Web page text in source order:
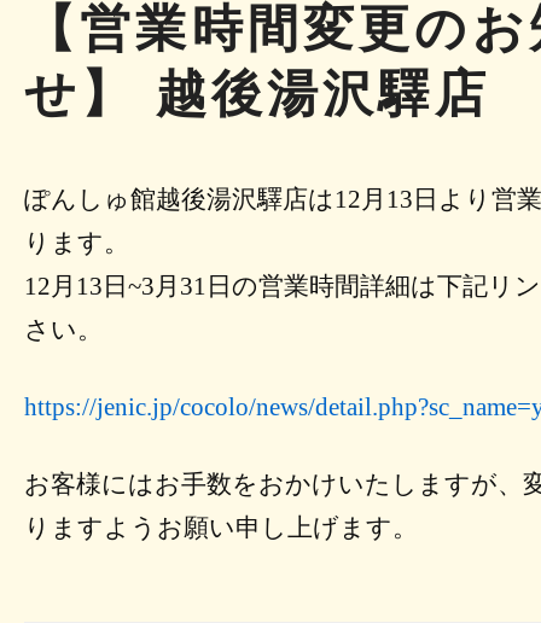
【営業時間変更の
せ】 越後湯沢驛店
ぽんしゅ館越後湯沢驛店は12月13日より営
ります。
12月13日~3月31日の営業時間詳細は下記リ
さい。
https://jenic.jp/cocolo/news/
お客様にはお手数をおかけいたしますが、
りますようお願い申し上げます。